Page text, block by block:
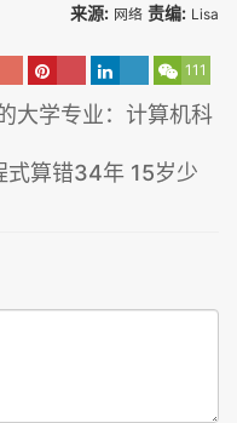
来源: 网络 责编: Lisa
111
大学专业：计算机科
式算错34年 15岁少